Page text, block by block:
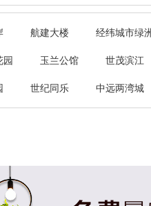
航建大楼 经纬城市绿
园 玉兰公馆 世茂滨江
世纪同乐 中远两湾城